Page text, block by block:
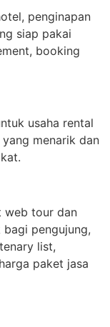
penginapan
siap pakai
booking
usaha rental
menarik dan
web tour dan
pengujung,
list,
paket jasa